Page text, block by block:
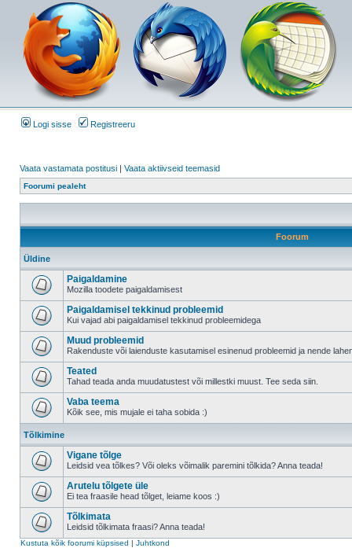
Logi sisse Registreeru
Vaata vastamata postitusi | Vaata aktiivseid teemasid
Foorumi pealeht
Foorum
Üldine
Paigaldamine
Mozilla toodete paigaldamisest
Paigaldamisel tekkinud probleemid
Kui vajad abi paigaldamisel tekkinud probleemidega
Muud probleemid
Rakenduste või laienduste kasutamisel esinenud probleemid ja nende
Teated
Tahad teada anda muudatustest või millestki muust. Tee seda siin.
Vaba teema
Kõik see, mis mujale ei taha sobida :)
Tõlkimine
Vigane tõlge
Leidsid vea tõlkes? Või oleks võimalik paremini tõlkida? Anna teada!
Arutelu tõlgete üle
Ei tea fraasile head tõlget, leiame koos :)
Tõlkimata
Leidsid tõlkimata fraasi? Anna teada!
Kustuta kõik foorumi küpsised | Juhtkond